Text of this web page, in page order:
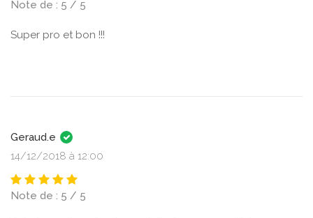
Note de : 5 / 5
Super pro et bon !!!
Geraud.e
14/12/2018 à 12:00
Note de : 5 / 5